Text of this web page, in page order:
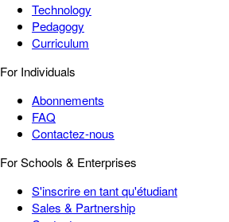
Technology
Pedagogy
Curriculum
For Individuals
Abonnements
FAQ
Contactez-nous
For Schools & Enterprises
S'inscrire en tant qu'étudiant
Sales & Partnership